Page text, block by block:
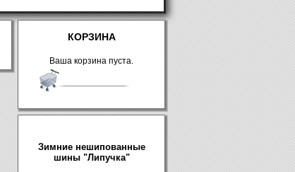
КОРЗИНА
Ваша корзина пуста.
Зимние нешипованные
шины "Липучка"